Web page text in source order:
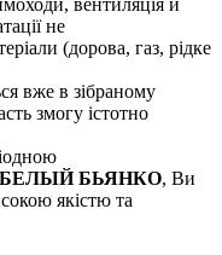
не
(дорова, газ, рідке
вже в зібраному
змогу істотно
БЕЛЫЙ БЬЯНКО, Ви
якістю та